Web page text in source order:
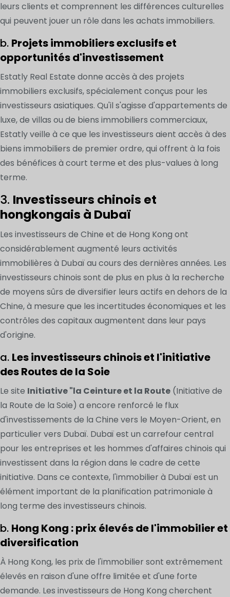
leurs clients et comprennent les différences culturelles
qui peuvent jouer un rôle dans les achats immobiliers.
b. Projets immobiliers exclusifs et
opportunités d'investissement
Estatly Real Estate donne accès à des projets
immobiliers exclusifs, spécialement conçus pour les
investisseurs asiatiques. Qu'il s'agisse d'appartements de
luxe, de villas ou de biens immobiliers commerciaux,
Estatly veille à ce que les investisseurs aient accès à des
biens immobiliers de premier ordre, qui offrent à la fois
des bénéfices à court terme et des plus-values à long
terme.
3. Investisseurs chinois et
hongkongais à Dubaï
Les investisseurs de Chine et de Hong Kong ont
considérablement augmenté leurs activités
immobilières à Dubaï au cours des dernières années. Les
investisseurs chinois sont de plus en plus à la recherche
de moyens sûrs de diversifier leurs actifs en dehors de la
Chine, à mesure que les incertitudes économiques et les
contrôles des capitaux augmentent dans leur pays
d'origine.
a. Les investisseurs chinois et l'initiative
des Routes de la Soie
Le site Initiative "la Ceinture et la Route (Initiative de
la Route de la Soie) a encore renforcé le flux
d'investissements de la Chine vers le Moyen-Orient, en
particulier vers Dubaï. Dubaï est un carrefour central
pour les entreprises et les hommes d'affaires chinois qui
investissent dans la région dans le cadre de cette
initiative. Dans ce contexte, l'immobilier à Dubaï est un
élément important de la planification patrimoniale à
long terme des investisseurs chinois.
b. Hong Kong : prix élevés de l'immobilier et
diversification
À Hong Kong, les prix de l'immobilier sont extrêmement
élevés en raison d'une offre limitée et d'une forte
demande. Les investisseurs de Hong Kong cherchent